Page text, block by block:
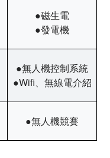
●磁生電
●發電機
●無人機控制系統
●Wifi、無線電介紹
●無人機競賽